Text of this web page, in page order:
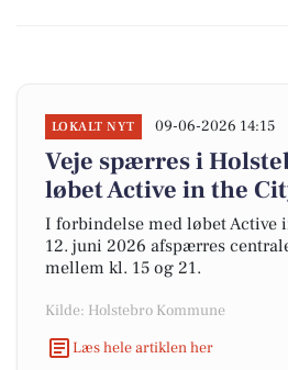
LOKALT NYT 09-06-2026 14:15
Veje spærres i
løbet Active in the
I forbindelse med løbet Active
12. juni 2026 afspærres
mellem kl. 15 og 21.
Kilde: Holstebro Kommune
Læs hele artiklen her